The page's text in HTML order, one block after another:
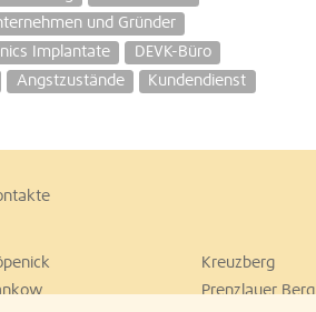
und Gründer
Implantate
DEVK-Büro
Angstzustände
Kundendienst
Kreuzberg
Prenzlauer Berg